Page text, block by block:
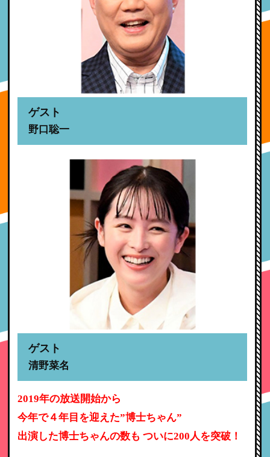
ゲスト
野口聡一
ゲスト
清野菜名
2019年の放送開始から
今年で４年目を迎えた”博士ちゃん”
出演した博士ちゃんの数も ついに200人を突破！